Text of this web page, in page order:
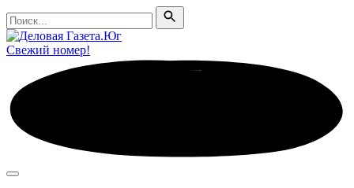
Поиск
Поиск
Свежий номер!